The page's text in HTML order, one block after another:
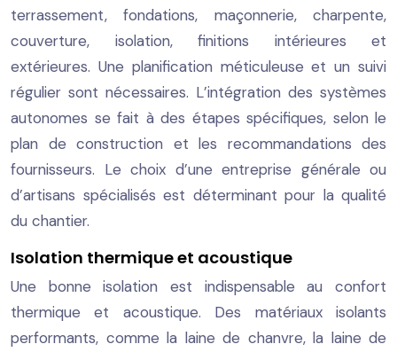
terrassement, fondations, maçonnerie, charpente,
couverture, isolation, finitions intérieures et
extérieures. Une planification méticuleuse et un suivi
régulier sont nécessaires. L’intégration des systèmes
autonomes se fait à des étapes spécifiques, selon le
plan de construction et les recommandations des
fournisseurs. Le choix d’une entreprise générale ou
d’artisans spécialisés est déterminant pour la qualité
du chantier.
Isolation thermique et acoustique
Une bonne isolation est indispensable au confort
thermique et acoustique. Des matériaux isolants
performants, comme la laine de chanvre, la laine de